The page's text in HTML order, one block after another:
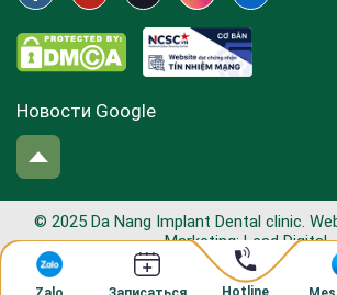
Hotline
Новости Google
© 2025 Da Nang Implant Dental clinic.
Marketing: Lead Digital